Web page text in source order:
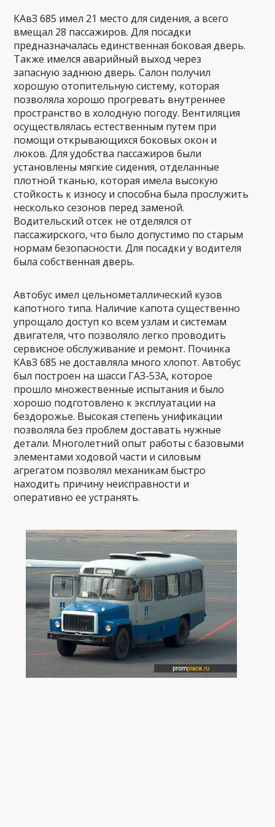
КАвЗ 685 имел 21 место для сидения, а всего
вмещал 28 пассажиров. Для посадки
предназначалась единственная боковая дверь.
Также имелся аварийный выход через
запасную заднюю дверь. Салон получил
хорошую отопительную систему, которая
позволяла хорошо прогревать внутреннее
пространство в холодную погоду. Вентиляция
осуществлялась естественным путем при
помощи открывающихся боковых окон и
люков. Для удобства пассажиров были
установлены мягкие сидения, отделанные
плотной тканью, которая имела высокую
стойкость к износу и способна была прослужить
несколько сезонов перед заменой.
Водительский отсек не отделялся от
пассажирского, что было допустимо по старым
нормам безопасности. Для посадки у водителя
была собственная дверь.
Автобус имел цельнометаллический кузов
капотного типа. Наличие капота существенно
упрощало доступ ко всем узлам и системам
двигателя, что позволяло легко проводить
сервисное обслуживание и ремонт. Починка
КАвЗ 685 не доставляла много хлопот. Автобус
был построен на шасси ГАЗ-53А, которое
прошло множественные испытания и было
хорошо подготовлено к эксплуатации на
бездорожье. Высокая степень унификации
позволяла без проблем доставать нужные
детали. Многолетний опыт работы с базовыми
элементами ходовой части и силовым
агрегатом позволял механикам быстро
находить причину неисправности и
оперативно ее устранять.